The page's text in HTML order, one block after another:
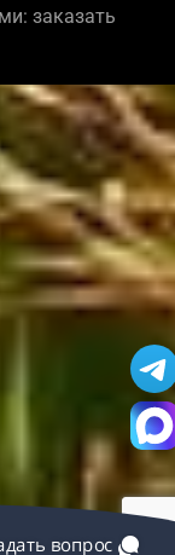
заказать
вопрос